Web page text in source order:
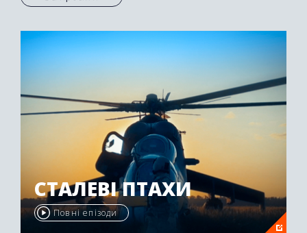
Осетії був нагороджений другою премією
СТАЛЕВІ ПТАХИ
Повні епізоди